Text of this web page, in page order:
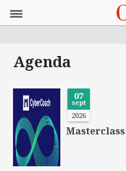
Agenda
07
sept
2026